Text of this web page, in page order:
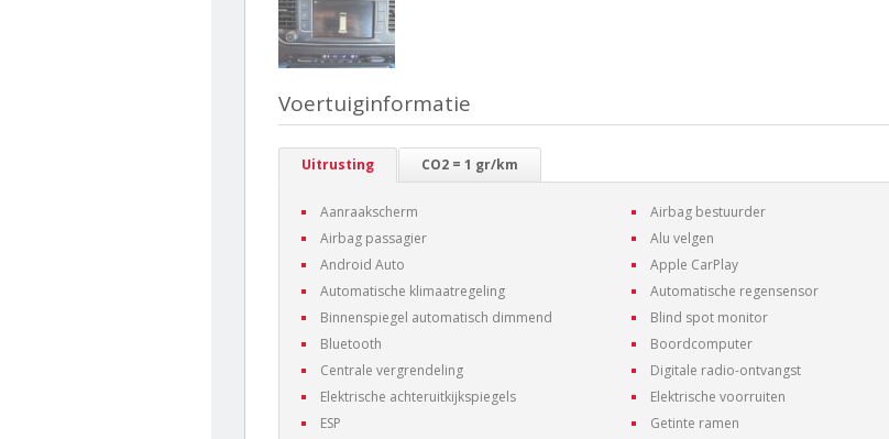
Voertuiginformatie
Uitrusting CO2 = 1 gr/km
Aanraakscherm
Airbag passagier
Android Auto
Automatische klimaatregeling
Binnenspiegel automatisch dimmend
Bluetooth
Centrale vergrendeling
Elektrische achteruitkijkspiegels
ESP
Airbag bestuurder
Alu velgen
Apple CarPlay
Automatische regensensor
Blind spot monitor
Boordcomputer
Digitale radio-ontvangst
Elektrische voorruiten
Getinte ramen